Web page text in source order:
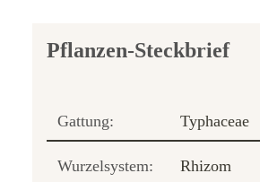
Pflanzen-Steckbrief
Gattung: Typhaceae
Wurzelsystem: Rhizom